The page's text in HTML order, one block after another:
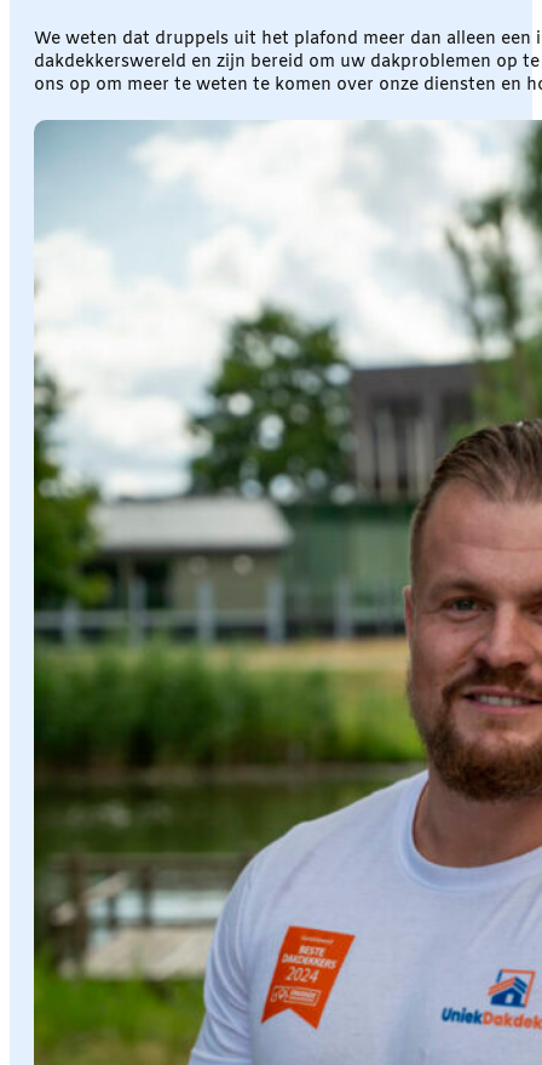
We weten dat druppels uit het plafond meer dan alleen
dakdekkerswereld en zijn bereid om uw dakproblemen op
ons op om meer te weten te komen over onze diensten en